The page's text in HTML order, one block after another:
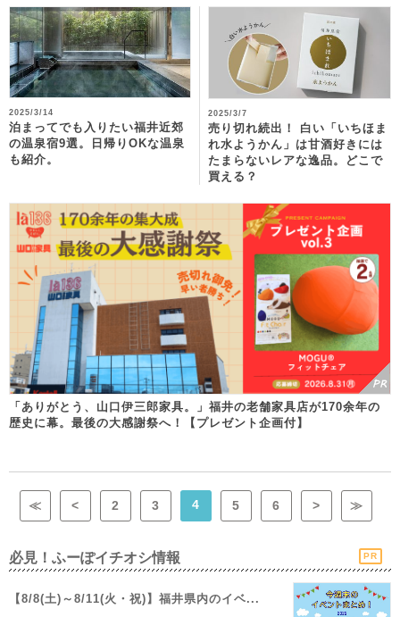
2025/3/14
泊まってでも入りたい福井近郊
の温泉宿9選。日帰りOKな温泉
も紹介。
2025/3/7
売り切れ続出！ 白い「いちほま
れ水ようかん」は甘酒好きには
たまらないレアな逸品。どこで
買える？
「ありがとう、山口伊三郎家具。」福井の老舗家具店が170余年の
歴史に幕。最後の大感謝祭へ！【プレゼント企画付】
≪ < 2 3 4 5 6 > ≫
必見！ふーぽイチオシ情報 PR
【8/8(土)～8/11(火・祝)】福井県内のイベ...